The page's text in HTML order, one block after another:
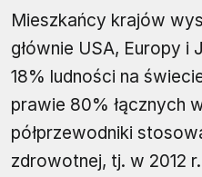
Mieszkańcy krajów
głównie USA, Europy i
18% ludności na
prawie 80% łącznych
półprzewodniki
zdrowotnej, tj. w 2012